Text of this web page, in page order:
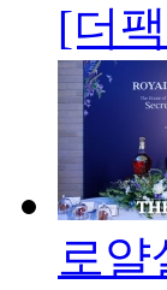
[더
로얄